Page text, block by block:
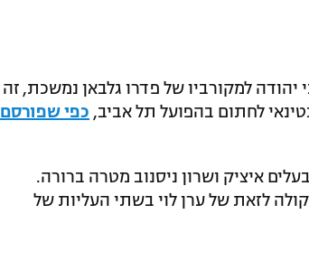
למקורביו של פדרו גלבאן נמשכת, זה
לחתום בהפועל תל אביב, כפי שפורסם
איציק ושרון ניסנוב מטרה ברורה.
לזאת של ערן לוי בשתי העליות של